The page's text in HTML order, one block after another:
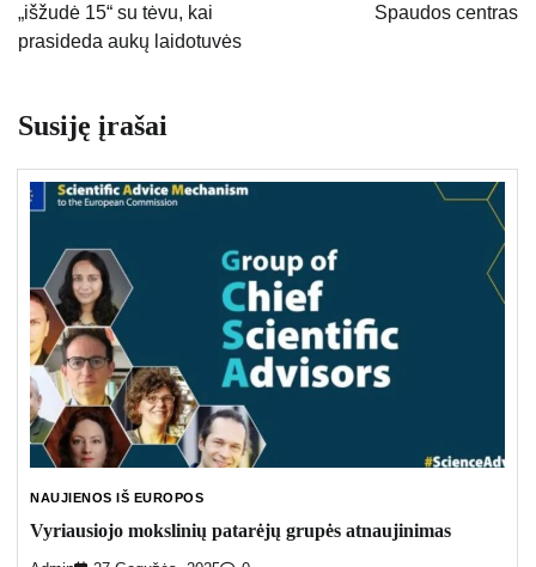
„išžudė 15“ su tėvu, kai
prasideda aukų laidotuvės
Spaudos centras
Susiję įrašai
NAUJIENOS IŠ EUROPOS
Vyriausiojo mokslinių patarėjų grupės atnaujinimas